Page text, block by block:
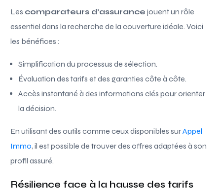
Les comparateurs d’assurance jouent un rôle
essentiel dans la recherche de la couverture idéale. Voici
les bénéfices :
Simplification du processus de sélection.
Évaluation des tarifs et des garanties côte à côte.
Accès instantané à des informations clés pour orienter
la décision.
En utilisant des outils comme ceux disponibles surAppel
Immo, il est possible de trouver des offres adaptées à son
profil assuré.
Résilience face à la hausse des tarifs